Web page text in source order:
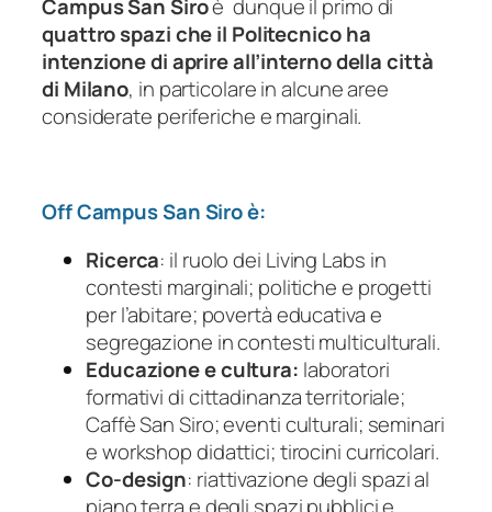
Campus San Siroè dunque il primo di
quattro spazi che il Politecnico ha
intenzione di aprire all’interno della città
di Milano, in particolare in alcune aree
considerate periferiche e marginali.
Off Campus San Siro è:
Ricerca: il ruolo dei Living Labs in
contesti marginali; politiche e progetti
per l’abitare; povertà educativa e
segregazione in contesti multiculturali.
Educazione e cultura: laboratori
formativi di cittadinanza territoriale;
Caffè San Siro; eventi culturali; seminari
e workshop didattici; tirocini curricolari.
Co-design: riattivazione degli spazi al
piano terra e degli spazi pubblici e